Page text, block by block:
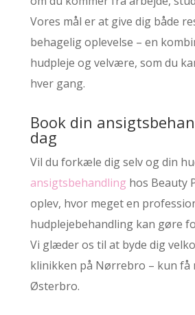
Vores mål er at give dig både
behagelig oplevelse – en
hudpleje og velvære, som du
hver gang.
Book din
dag
Vil du forkæle dig selv og din
ansigtsbehandling hos Beauty
oplev, hvor meget en
hudplejebehandling kan gøre
Vi glæder os til at byde dig
klinikken på Nørrebro – kun
Østerbro.